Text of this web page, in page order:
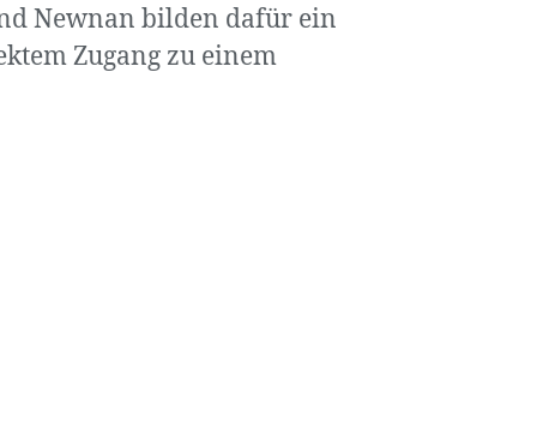
Newnan bilden dafür ein
Zugang zu einem